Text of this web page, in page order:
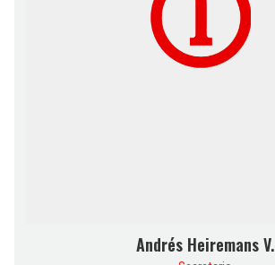
Andrés Heiremans V.